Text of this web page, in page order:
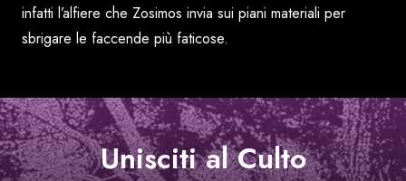
infatti l’alfiere che Zosimos invia sui piani materiali per
sbrigare le faccende più faticose.
Unisciti al Culto